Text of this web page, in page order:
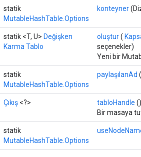
statik
MutableHashTable.Options
konteyner
statik <T, U> Değişken
Karma Tablo
oluştur(
seçenekler)
Yeni bir
statik
MutableHashTable.Options
paylaşılanAd
Çıkış <?> tabloHandle ()
Bir masaya
statik
MutableHashTable.Options